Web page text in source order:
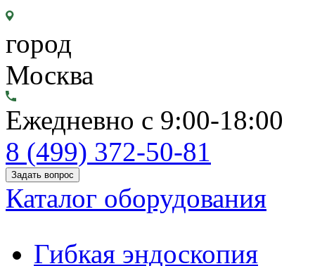
город
Москва
Ежедневно с 9:00-18:00
8 (499) 372-50-81
Задать вопрос
Каталог оборудования
Гибкая эндоскопия